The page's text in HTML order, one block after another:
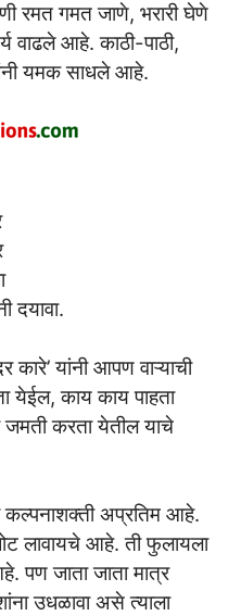
रमत गमत जाणे, भरारी घेणे
वाढले आहे. काठी-पाठी,
यमक साधले आहे.
दयावा.
कारे’ यांनी आपण वाऱ्याची
येईल, काय काय पाहता
करता येतील याचे
कल्पनाशक्ती अप्रतिम आहे.
लावायचे आहे. ती फुलायला
पण जाता जाता मात्र
उधळावा असे त्याला